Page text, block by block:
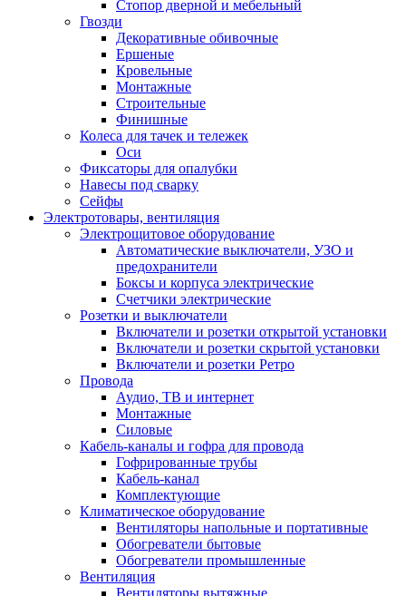
Стопор дверной и мебельный
Гвозди
Декоративные обивочные
Ершеные
Кровельные
Монтажные
Строительные
Финишные
Колеса для тачек и тележек
Оси
Фиксаторы для опалубки
Навесы под сварку
Сейфы
Электротовары, вентиляция
Электрощитовое оборудование
Автоматические выключатели, УЗО и
предохранители
Боксы и корпуса электрические
Счетчики электрические
Розетки и выключатели
Включатели и розетки открытой установки
Включатели и розетки скрытой установки
Включатели и розетки Ретро
Провода
Аудио, ТВ и интернет
Монтажные
Силовые
Кабель-каналы и гофра для провода
Гофрированные трубы
Кабель-канал
Комплектующие
Климатическое оборудование
Вентиляторы напольные и портативные
Обогреватели бытовые
Обогреватели промышленные
Вентиляция
Вентиляторы вытяжные